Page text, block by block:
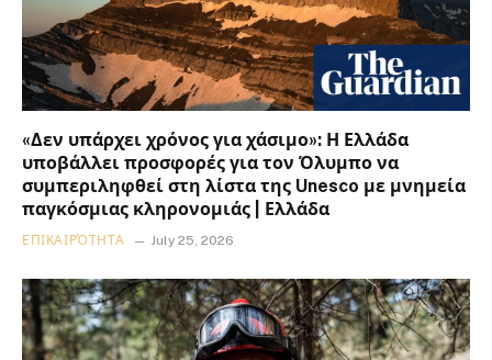
«Δεν υπάρχει χρόνος για χάσιμο»: Η Ελλάδα
υποβάλλει προσφορές για τον Όλυμπο να
συμπεριληφθεί στη λίστα της Unesco με μνημεία
παγκόσμιας κληρονομιάς | Ελλάδα
ΕΠΙΚΑΙΡΌΤΗΤΑ July 25, 2026